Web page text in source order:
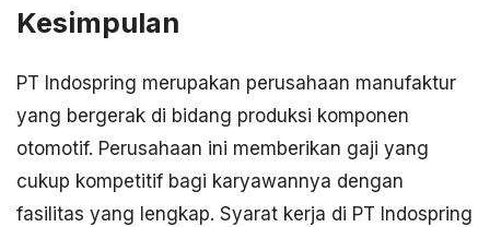
Kesimpulan
PT Indospring merupakan perusahaan manufaktur
yang bergerak di bidang produksi komponen
otomotif. Perusahaan ini memberikan gaji yang
cukup kompetitif bagi karyawannya dengan
fasilitas yang lengkap. Syarat kerja di PT Indospring